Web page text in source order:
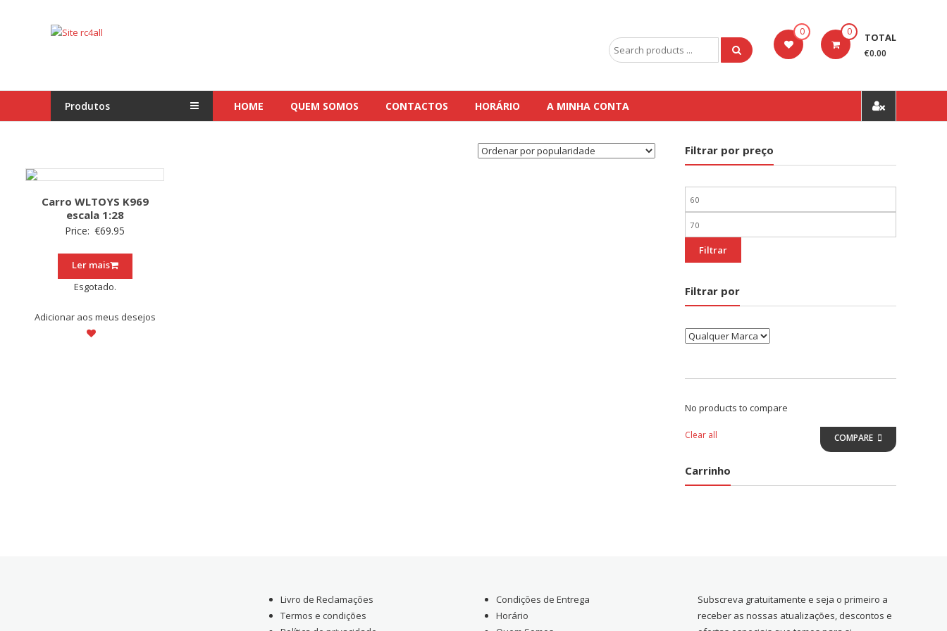
Site
Absima,
Carson
marcas
0 0 TOTAL
€0.00
Search
for:
Produtos HOME QUEM SOMOS CONTACTOS HORÁRIO A MINHA CONTA
Carro WLTOYS K969
escala 1:28
Price: €69.95
Ler mais
Esgotado.
Adicionar aos meus desejos
Filtrar por preço
Preço
mínimo
Preço
máximo
Filtrar
Filtrar por
No products to compare
Clear all COMPARE
Carrinho
Livro de Reclamações
Termos e condições
Condições de Entrega
Horário
Subscreva gratuitamente e seja o primeiro a
receber as nossas atualizações, descontos e